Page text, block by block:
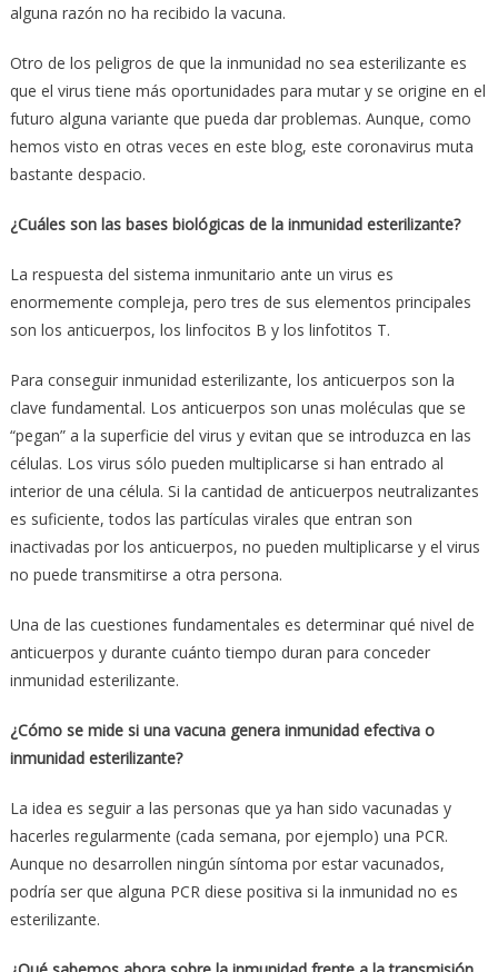
alguna razón no ha recibido la vacuna.
Otro de los peligros de que la inmunidad no sea esterilizante es
que el virus tiene más oportunidades para mutar y se origine en el
futuro alguna variante que pueda dar problemas. Aunque, como
hemos visto en otras veces en este blog, este coronavirus muta
bastante despacio.
¿Cuáles son las bases biológicas de la inmunidad esterilizante?
La respuesta del sistema inmunitario ante un virus es
enormemente compleja, pero tres de sus elementos principales
son los anticuerpos, los linfocitos B y los linfotitos T.
Para conseguir inmunidad esterilizante, los anticuerpos son la
clave fundamental. Los anticuerpos son unas moléculas que se
“pegan” a la superficie del virus y evitan que se introduzca en las
células. Los virus sólo pueden multiplicarse si han entrado al
interior de una célula. Si la cantidad de anticuerpos neutralizantes
es suficiente, todos las partículas virales que entran son
inactivadas por los anticuerpos, no pueden multiplicarse y el virus
no puede transmitirse a otra persona.
Una de las cuestiones fundamentales es determinar qué nivel de
anticuerpos y durante cuánto tiempo duran para conceder
inmunidad esterilizante.
¿Cómo se mide si una vacuna genera inmunidad efectiva o
inmunidad esterilizante?
La idea es seguir a las personas que ya han sido vacunadas y
hacerles regularmente (cada semana, por ejemplo) una PCR.
Aunque no desarrollen ningún síntoma por estar vacunados,
podría ser que alguna PCR diese positiva si la inmunidad no es
esterilizante.